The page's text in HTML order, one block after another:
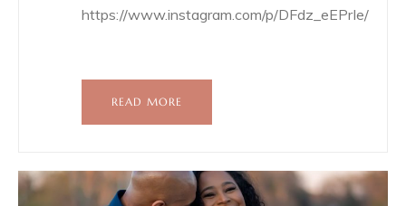
https://www.instagram.com/p/DFdz_eEPrIe/
READ MORE